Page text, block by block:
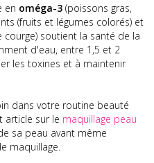
en oméga-3 (poissons gras,
(fruits et légumes colorés) et
courge) soutient la santé de la
d'eau, entre 1,5 et 2
les toxines et à maintenir
dans votre routine beauté
article sur le maquillage peau
sa peau avant même
maquillage.